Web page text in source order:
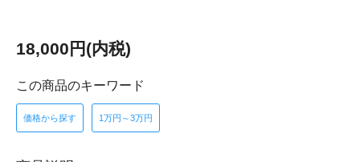
18,000円(内税)
この商品のキーワード
価格から探す 1万円～3万円